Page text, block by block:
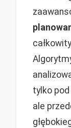
tylko
ale